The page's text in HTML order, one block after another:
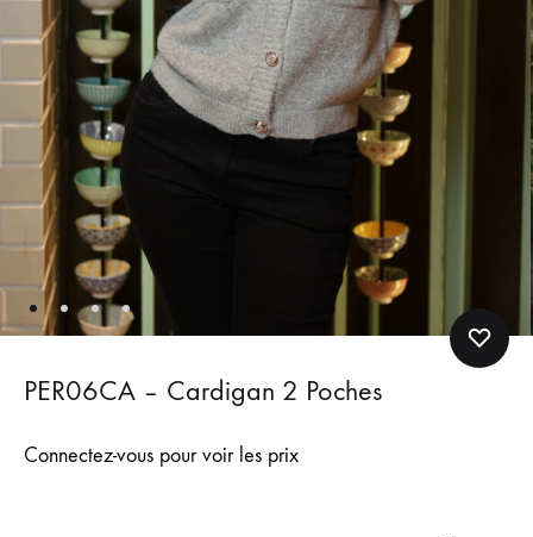
PER06CA – Cardigan 2 Poches
Connectez-vous pour voir les prix